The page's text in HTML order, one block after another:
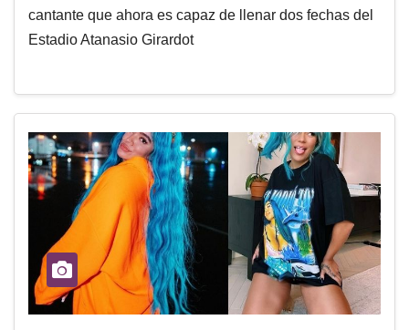
cantante que ahora es capaz de llenar dos fechas del
Estadio Atanasio Girardot